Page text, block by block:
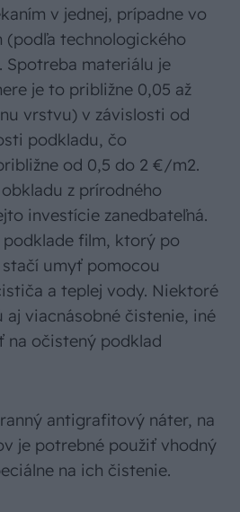
v jednej, prípadne vo
(podľa technologického
materiálu je
je to približne 0,05 až
vrstvu) v závislosti od
podkladu, čo
od 0,5 do 2 €/m2.
z prírodného
investície zanedbateľná.
film, ktorý po
umyť pomocou
a teplej vody. Niektoré
viacnásobné čistenie, iné
na očistený podklad
antigrafitový náter, na
je potrebné použiť vhodný
na ich čistenie.